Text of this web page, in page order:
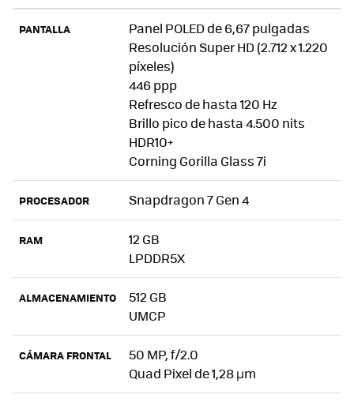
PANTALLA
Panel POLED de 6,67 pulgadas
Resolución Super HD (2.712 x 1.220
píxeles)
446 ppp
Refresco de hasta 120 Hz
Brillo pico de hasta 4.500 nits
HDR10+
Corning Gorilla Glass 7i
PROCESADOR Snapdragon 7 Gen 4
RAM
12 GB
LPDDR5X
ALMACENAMIENTO
512 GB
UMCP
CÁMARA FRONTAL
50 MP, f/2.0
Quad Pixel de 1,28 µm